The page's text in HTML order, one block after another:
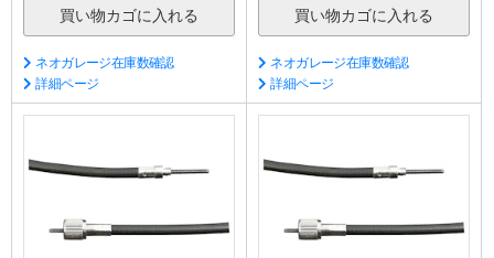
ネオガレージ在庫数確認
詳細ページ
ネオガレージ在庫数確認
詳細ページ